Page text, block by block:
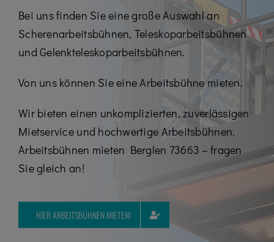
Karriere
07195 / 97 97 32 – 0
Bei uns finden Sie eine große Auswahl an
Scherenarbeitsbühnen, Teleskoparbeitsbühnen
und Gelenkteleskoparbeitsbühnen.
Von uns können Sie eine Arbeitsbühne mieten.
Wir bieten einen unkomplizierten, zuverlässigen
Mietservice und hochwertige Arbeitsbühnen.
Arbeitsbühnen mieten Berglen 73663 – fragen
Sie gleich an!
HIER ARBEITSBÜHNEN MIETEN!